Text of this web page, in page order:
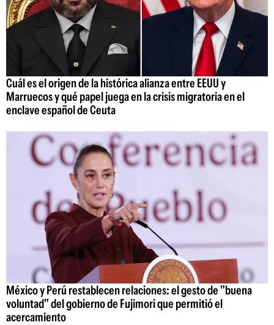
Cuál es el origen de la histórica alianza entre EEUU y
Marruecos y qué papel juega en la crisis migratoria en el
enclave español de Ceuta
México y Perú restablecen relaciones: el gesto de "buena
voluntad" del gobierno de Fujimori que permitió el
acercamiento